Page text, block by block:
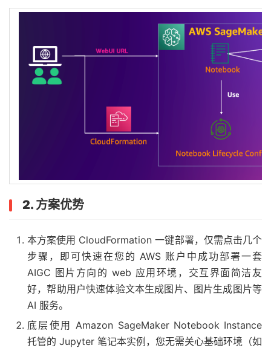
2. 方案优势
本方案使用 CloudFormation 一键部署，仅需点击几个
步骤，即可快速在您的 AWS 账户中成功部署一套
AIGC 图片方向的 web 应用环境，交互界面简洁友
好，帮助用户快速体验文本生成图片、图片生成图片等
AI 服务。
底层使用 Amazon SageMaker Notebook Instance
托管的 Jupyter 笔记本实例，您无需关心基础环境（如